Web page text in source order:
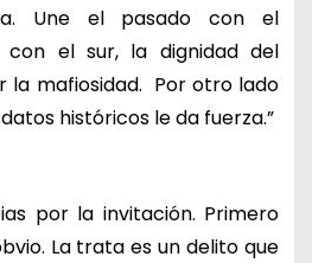
Une el pasado con el
el sur, la dignidad del
la mafiosidad. Por otro lado
históricos le da fuerza.”
por la invitación. Primero
La trata es un delito que